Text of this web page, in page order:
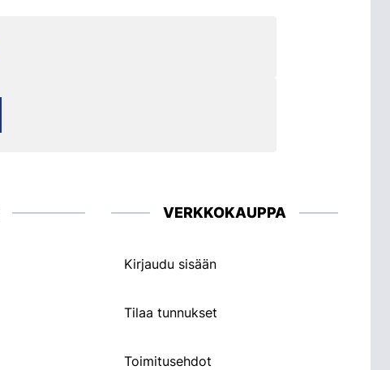
VERKKOKAUPPA
Kirjaudu sisään
Tilaa tunnukset
Toimitusehdot